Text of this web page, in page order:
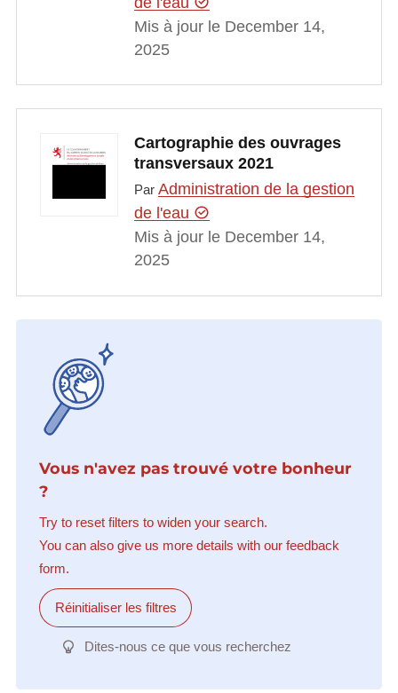
Mis à jour le December 14,
2025
Cartographie des ouvrages
transversaux 2021
Par Administration de la gestion
de l'eau
Mis à jour le December 14,
2025
Vous n'avez pas trouvé votre bonheur
?
Try to reset filters to widen your search.
You can also give us more details with our feedback
form.
Réinitialiser les filtres
Dites-nous ce que vous recherchez